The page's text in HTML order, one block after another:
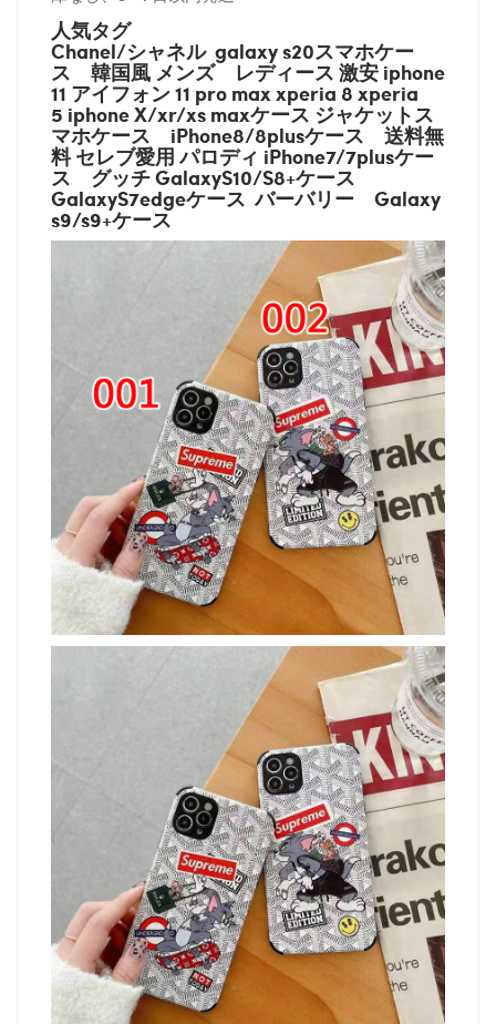
人気タグ
Chanel/シャネル galaxy s20スマホケー
ス 韓国風 メンズ レディース 激安 iphone
11 アイフォン 11 pro max xperia 8 xperia
5 iphone X/xr/xs maxケース ジャケットス
マホケース iPhone8/8plusケース 送料無
料 セレブ愛用 パロディ iPhone7/7plusケー
ス グッチGalaxyS10/S8+ケース
GalaxyS7edgeケース バーバリー Galaxy
s9/s9+ケース